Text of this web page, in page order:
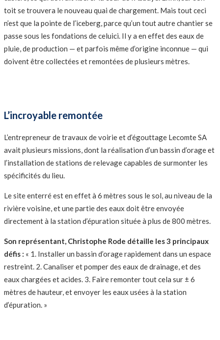
toit se trouvera le nouveau quai de chargement. Mais tout ceci
n’est que la pointe de l’iceberg, parce qu’un tout autre chantier se
passe sous les fondations de celuici. Il y a en effet des eaux de
pluie, de production — et parfois même d’origine inconnue — qui
doivent être collectées et remontées de plusieurs mètres.
L’incroyable remontée
L’entrepreneur de travaux de voirie et d’égouttage Lecomte SA
avait plusieurs missions, dont la réalisation d’un bassin d’orage et
l’installation de stations de relevage capables de surmonter les
spécificités du lieu.
Le site enterré est en effet à 6 mètres sous le sol, au niveau de la
rivière voisine, et une partie des eaux doit être envoyée
directement à la station d’épuration située à plus de 800 mètres.
Son représentant, Christophe Rode détaille les 3 principaux
défis : « 1. Installer un bassin d’orage rapidement dans un espace
restreint. 2. Canaliser et pomper des eaux de drainage, et des
eaux chargées et acides. 3. Faire remonter tout cela sur ± 6
mètres de hauteur, et envoyer les eaux usées à la station
d’épuration. »